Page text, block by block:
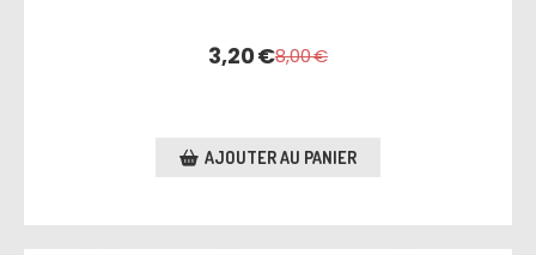
3,20€8,00€
AJOUTER AU PANIER